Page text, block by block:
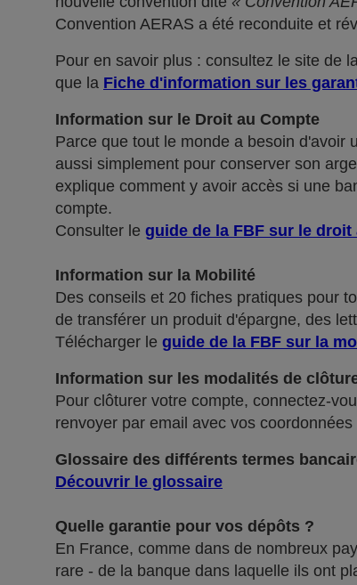
Convention AERAS a été reconduite et
Pour en savoir plus : consultez le site de
que la Fiche d'information sur les
Information sur le Droit au Compte
Parce que tout le monde a besoin
aussi simplement pour conserver son
explique comment y avoir accès si une
compte.
Consulter le guide de la FBF sur le droit
Information sur la Mobilité
Des conseils et 20 fiches pratiques pour
de transférer un produit d'épargne, des
Télécharger le guide de la FBF sur la
Information sur les modalités de
Pour clôturer votre compte, connectez-
renvoyer par email avec vos
Glossaire des différents termes
Découvrir le glossaire
Quelle garantie pour vos dépôts ?
En France, comme dans de nombreux
rare - de la banque dans laquelle ils ont